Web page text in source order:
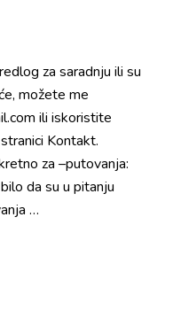
za saradnju ili su
možete me
ili iskoristite
Kontakt.
za –putovanja:
da su u pitanju
…